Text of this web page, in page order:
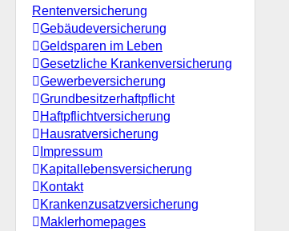
Rentenversicherung
Gebäudeversicherung
Geldsparen im Leben
Gesetzliche Krankenversicherung
Gewerbeversicherung
Grundbesitzerhaftpflicht
Haftpflichtversicherung
Hausratversicherung
Impressum
Kapitallebensversicherung
Kontakt
Krankenzusatzversicherung
Maklerhomepages